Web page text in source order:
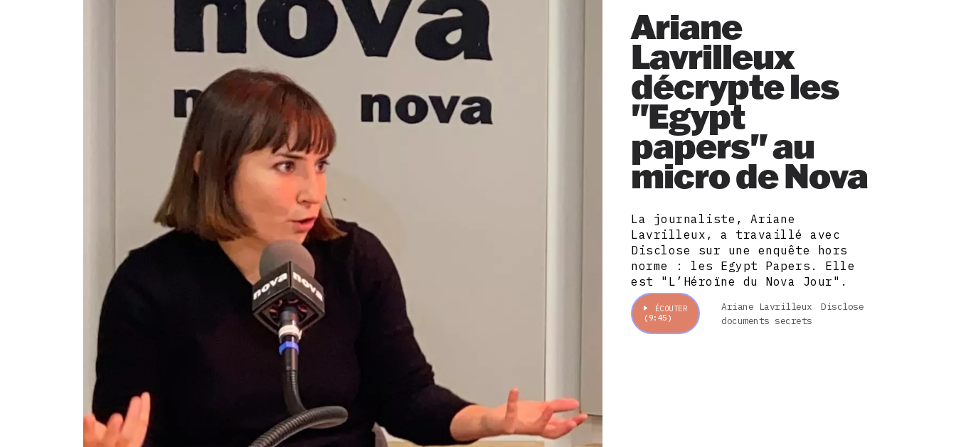
Ariane
Lavrilleux
décrypte les
"Egypt
papers" au
micro de Nova
La journaliste, Ariane
Lavrilleux, a travaillé avec
Disclose sur une enquête hors
norme : les Egypt Papers. Elle
est "L’Héroïne du Nova Jour".
ÉCOUTER
(9:45)
Ariane Lavrilleux
Disclose
documents secrets